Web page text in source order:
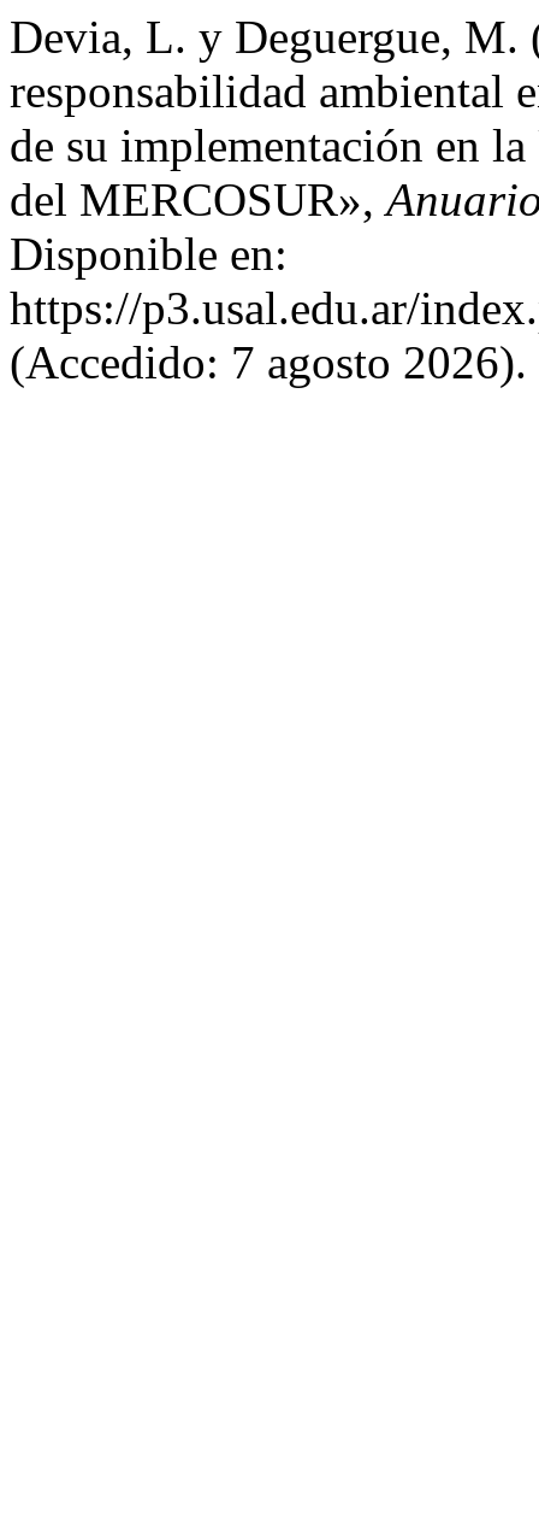
Devia, L. y Deguergue, M.
responsabilidad ambiental
de su implementación en
del MERCOSUR»,
Disponible en:
https://p3.usal.edu.ar/
(Accedido: 7 agosto 2026).